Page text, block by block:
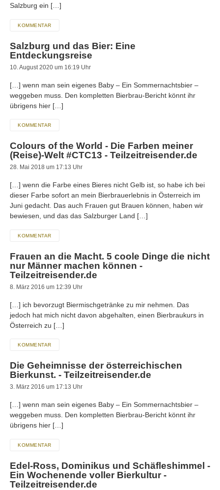
Salzburg ein […]
KOMMENTAR
Salzburg und das Bier: Eine
Entdeckungsreise
10. August 2020 um 16:19 Uhr
[…] wenn man sein eigenes Baby – Ein Sommernachtsbier –
weggeben muss. Den kompletten Bierbrau-Bericht könnt ihr
übrigens hier […]
KOMMENTAR
Colours of the World - Die Farben meiner
(Reise)-Welt #CTC13 - Teilzeitreisender.de
28. Mai 2018 um 17:13 Uhr
[…] wenn die Farbe eines Bieres nicht Gelb ist, so habe ich bei
dieser Farbe sofort an mein Bierbrauerlebnis in Österreich im
Juni gedacht. Das auch Frauen gut Brauen können, haben wir
bewiesen, und das das Salzburger Land […]
KOMMENTAR
Frauen an die Macht. 5 coole Dinge die nicht
nur Männer machen können -
Teilzeitreisender.de
8. März 2016 um 12:39 Uhr
[…] ich bevorzugt Biermischgetränke zu mir nehmen. Das
jedoch hat mich nicht davon abgehalten, einen Bierbraukurs in
Österreich zu […]
KOMMENTAR
Die Geheimnisse der österreichischen
Bierkunst. - Teilzeitreisender.de
3. März 2016 um 17:13 Uhr
[…] wenn man sein eigenes Baby – Ein Sommernachtsbier –
weggeben muss. Den kompletten Bierbrau-Bericht könnt ihr
übrigens hier […]
KOMMENTAR
Edel-Ross, Dominikus und Schäfleshimmel -
Ein Wochenende voller Bierkultur -
Teilzeitreisender.de